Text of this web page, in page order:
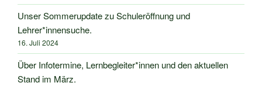
Unser Sommerupdate zu Schuleröffnung und
Lehrer*innensuche.
16. Juli 2024
Über Infotermine, Lernbegleiter*innen und den aktuellen
Stand im März.